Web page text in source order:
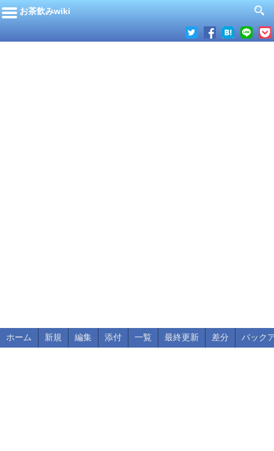
お茶飲みwiki
ホーム 新規 編集 添付 一覧 最終更新 差分 バック